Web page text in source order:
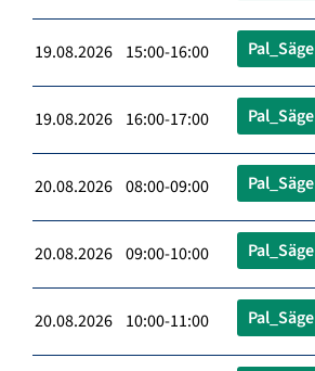
19.08.2026 15:00-16:00 Pal_Säge
19.08.2026 16:00-17:00 Pal_Säge
20.08.2026 08:00-09:00 Pal_Säge
20.08.2026 09:00-10:00 Pal_Säge
20.08.2026 10:00-11:00 Pal_Säge